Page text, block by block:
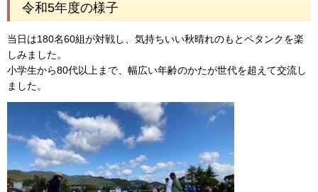
令和5年度の様子
当日は180名60組が対戦し、気持ちいい秋晴れのもとペタンクを楽
しみました。
小学生から80代以上まで、幅広い年齢のかたが世代を超えて交流し
ました。